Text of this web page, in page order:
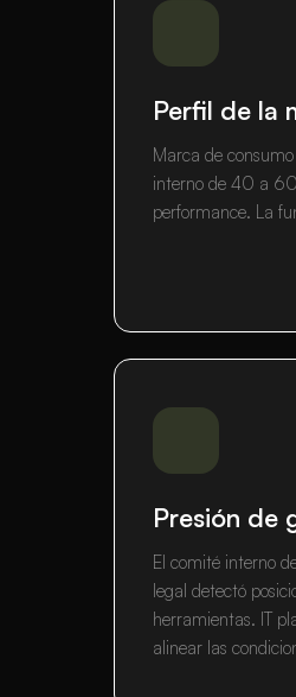
Perfil de la
Marca de
interno de 40 a
performance. La
Presión de
El comité interno
legal detectó
herramientas. IT
alinear las